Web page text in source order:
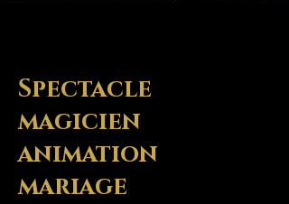
Spectacle
magicien
animation
mariage